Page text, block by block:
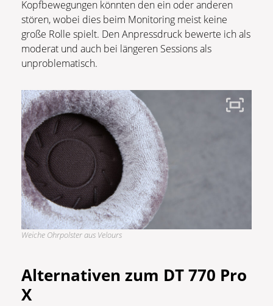
Kopfbewegungen könnten den ein oder anderen
stören, wobei dies beim Monitoring meist keine
große Rolle spielt. Den Anpressdruck bewerte ich als
moderat und auch bei längeren Sessions als
unproblematisch.
Weiche Ohrpolster aus Velours
Alternativen zum DT 770 Pro
X